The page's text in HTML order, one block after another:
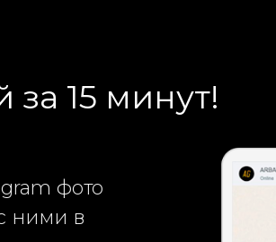
15 минут!
фото
ними в